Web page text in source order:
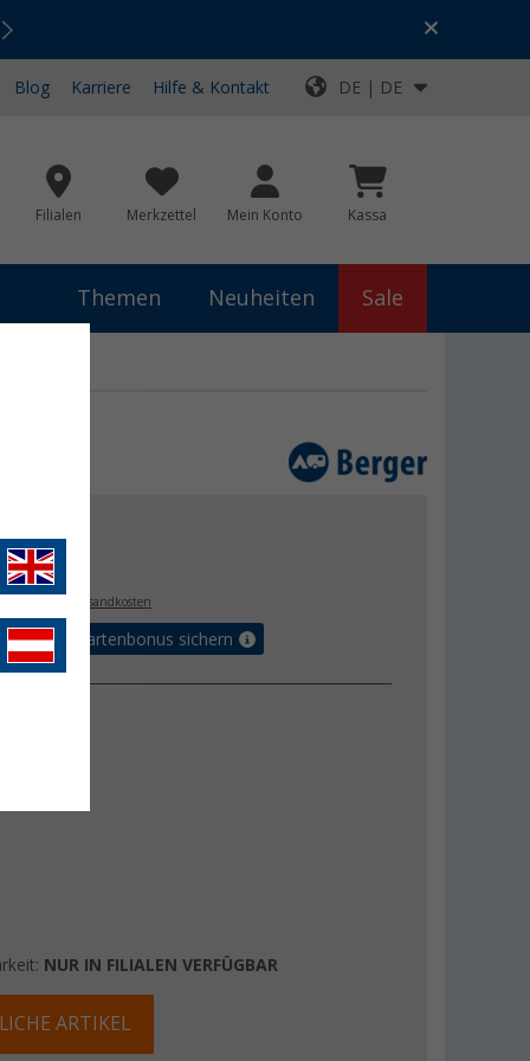
Top-Deals für dein Abenteuer!
Blog Karriere Hilfe & Kontakt DE | DE
Filialen Merkzettel Mein Konto Kassa
Themen Neuheiten Sale
€
zzgl. Versandkosten
Vorteilskartenbonus sichern
NUR IN FILIALEN VERFÜGBAR
ARTIKEL